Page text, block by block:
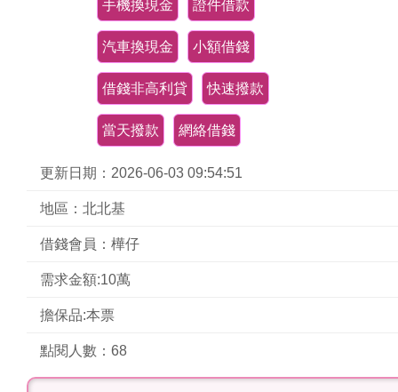
手機換現金 證件借款
汽車換現金 小額借錢
借錢非高利貸 快速撥款
當天撥款 網絡借錢
更新日期：2026-06-03 09:54:51
地區：北北基
借錢會員：樺仔
需求金額:10萬
擔保品:本票
點閱人數：68